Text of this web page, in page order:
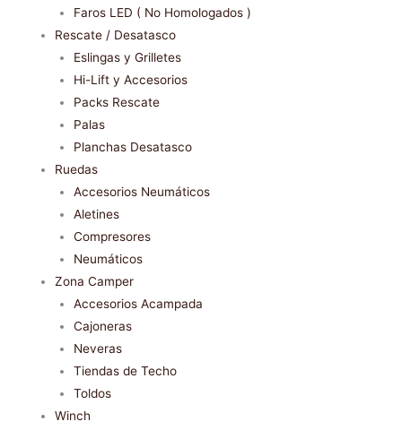
Faros LED ( No Homologados )
Rescate / Desatasco
Eslingas y Grilletes
Hi-Lift y Accesorios
Packs Rescate
Palas
Planchas Desatasco
Ruedas
Accesorios Neumáticos
Aletines
Compresores
Neumáticos
Zona Camper
Accesorios Acampada
Cajoneras
Neveras
Tiendas de Techo
Toldos
Winch